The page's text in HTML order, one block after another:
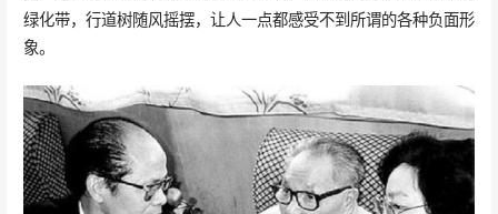
绿化带，行道树随风摇摆，让人一点都感受不到所谓的各种负面形
象。